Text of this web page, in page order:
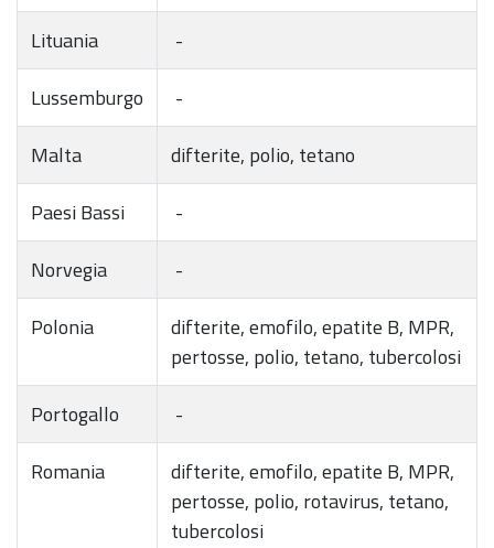
Lituania
-
Lussemburgo
-
Malta
difterite, polio, tetano
Paesi Bassi
-
Norvegia
-
Polonia
difterite, emofilo, epatite B, MPR,
pertosse, polio, tetano, tubercolosi
Portogallo
-
Romania
difterite, emofilo, epatite B, MPR,
pertosse, polio, rotavirus, tetano,
tubercolosi